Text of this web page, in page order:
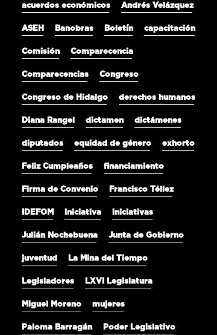
acuerdos económicos Andrés Velázquez
ASEH Banobras Boletín capacitación
Comisión Comparecencia
Comparecencias Congreso
Congreso de Hidalgo derechos humanos
Diana Rangel dictamen dictámenes
diputados equidad de género exhorto
Feliz Cumpleaños financiamiento
Firma de Convenio Francisco Téllez
IDEFOM iniciativa iniciativas
Julián Nochebuena Junta de Gobierno
juventud La Mina del Tiempo
Legisladores LXVI Legislatura
Miguel Moreno mujeres
Paloma Barragán Poder Legislativo